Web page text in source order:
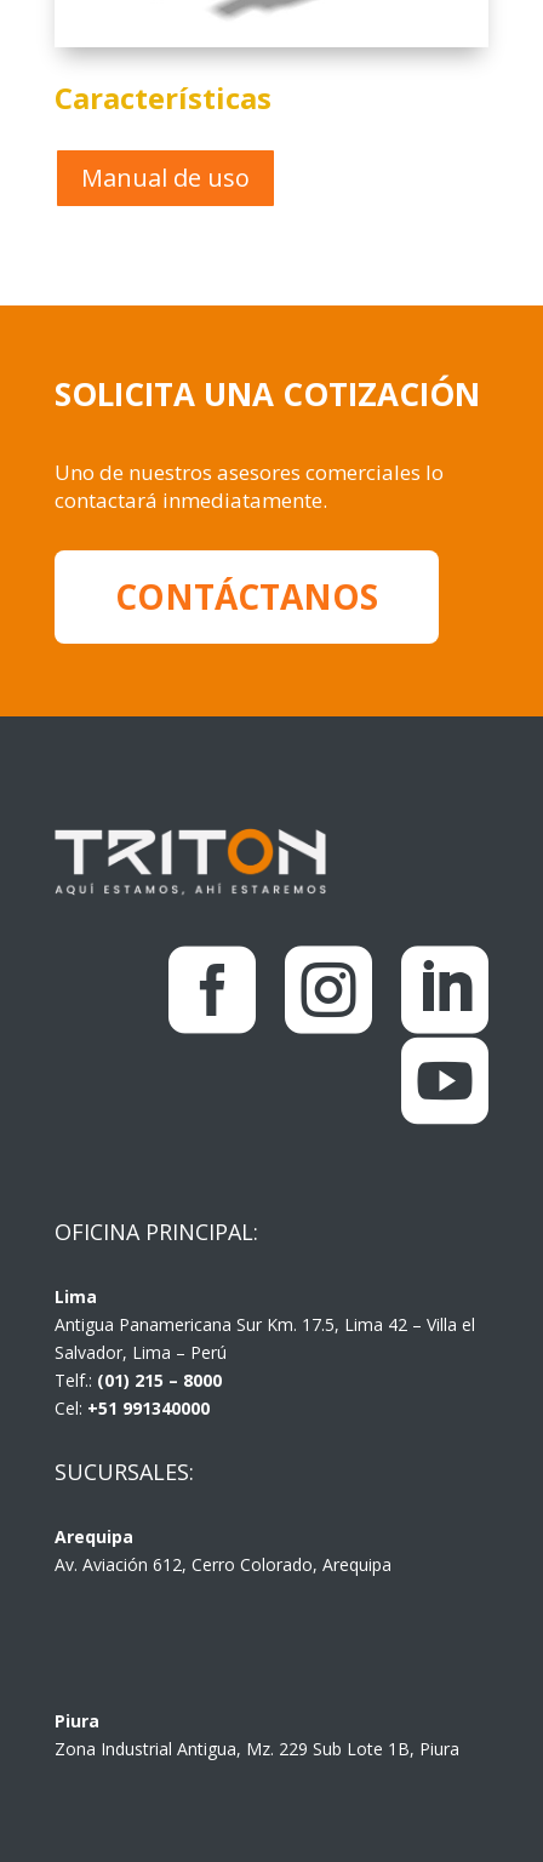
Características
Manual de uso
SOLICITA UNA COTIZACIÓN
Uno de nuestros asesores comerciales lo
contactará inmediatamente.
CONTÁCTANOS
  

OFICINA PRINCIPAL:
Lima
Antigua Panamericana Sur Km. 17.5, Lima 42 – Villa el
Salvador, Lima – Perú
Telf.: (01) 215 – 8000
Cel: +51 991340000
SUCURSALES:
Arequipa
Av. Aviación 612, Cerro Colorado, Arequipa
Piura
Zona Industrial Antigua, Mz. 229 Sub Lote 1B, Piura